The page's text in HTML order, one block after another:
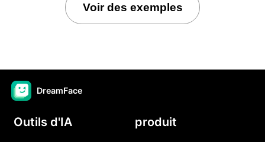
Voir des exemples
DreamFace
Outils d'IA produit